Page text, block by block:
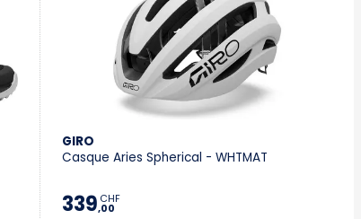
GIRO
Casque Aries Spherical - WHTMAT
339,00
CHF